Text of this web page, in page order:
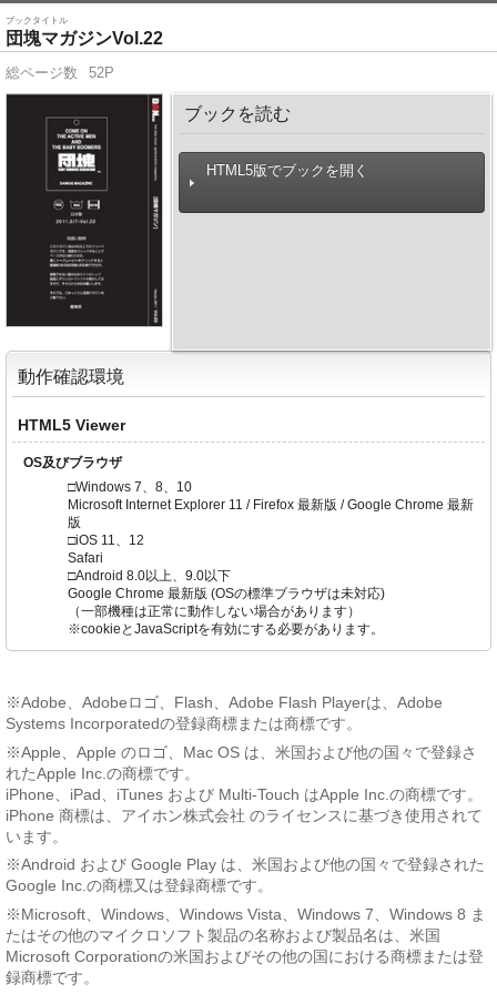
ブックタイトル
団塊マガジンVol.22
総ページ数 52P
ブックを読む
HTML5版でブックを開く
動作確認環境
HTML5 Viewer
OS及びブラウザ
□Windows 7、8、10
Microsoft Internet Explorer 11 / Firefox 最新版 / Google Chrome 最新
版
□iOS 11、12
Safari
□Android 8.0以上、9.0以下
Google Chrome 最新版 (OSの標準ブラウザは未対応)
（一部機種は正常に動作しない場合があります）
※cookieとJavaScriptを有効にする必要があります。
※Adobe、Adobeロゴ、Flash、Adobe Flash Playerは、Adobe
Systems Incorporatedの登録商標または商標です。
※Apple、Apple のロゴ、Mac OS は、米国および他の国々で登録さ
れたApple Inc.の商標です。
iPhone、iPad、iTunes および Multi-Touch はApple Inc.の商標です。
iPhone 商標は、アイホン株式会社 のライセンスに基づき使用されて
います。
※Android および Google Play は、米国および他の国々で登録された
Google Inc.の商標又は登録商標です。
※Microsoft、Windows、Windows Vista、Windows 7、Windows 8 ま
たはその他のマイクロソフト製品の名称および製品名は、米国
Microsoft Corporationの米国およびその他の国における商標または登
録商標です。